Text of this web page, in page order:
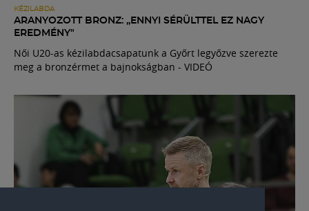
KÉZILABDA
ARANYOZOTT BRONZ: „ENNYI SÉRÜLTTEL EZ NAGY
EREDMÉNY"
Női U20-as kézilabdacsapatunk a Győrt legyőzve szerezte
meg a bronzérmet a bajnokságban - VIDEÓ